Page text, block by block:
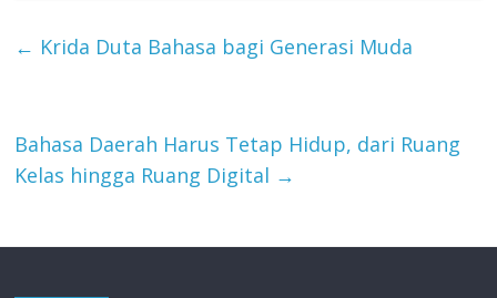
← Krida Duta Bahasa bagi Generasi Muda
Bahasa Daerah Harus Tetap Hidup, dari Ruang
Kelas hingga Ruang Digital →